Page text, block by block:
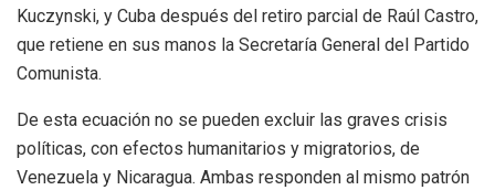
Kuczynski, y Cuba después del retiro parcial de Raúl Castro,
que retiene en sus manos la Secretaría General del Partido
Comunista.
De esta ecuación no se pueden excluir las graves crisis
políticas, con efectos humanitarios y migratorios, de
Venezuela y Nicaragua. Ambas responden al mismo patrón